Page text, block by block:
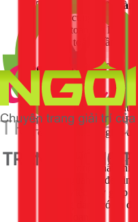
Nghiệm thu & Bàn
tôi sẽ cùng bạn
hoàn toàn hài lòng,
thanh toán phần còn
Mẹo Tiết Kiệm Chi
Bạn Nên Biết
Sửa nhà là một khoản
kinh nghiệm thực tế từ
vẫn có được không gian
Hoàn tất thủ tục
quan trọng nhất khi
Ban Quản lý để xin
đầu. Việc này giúp
không đáng có và